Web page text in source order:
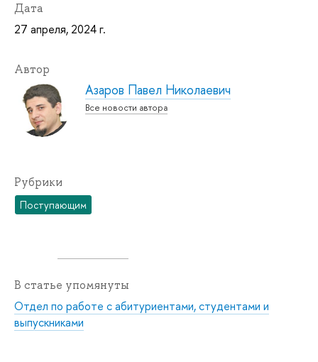
Дата
27 апреля, 2024 г.
Автор
Азаров Павел Николаевич
Все новости автора
Рубрики
Поступающим
В статье упомянуты
Отдел по работе с абитуриентами, студентами и
выпускниками